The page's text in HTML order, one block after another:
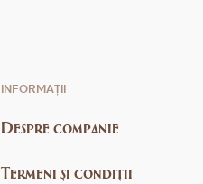
INFORMAȚII
Despre companie
Termeni și condiții